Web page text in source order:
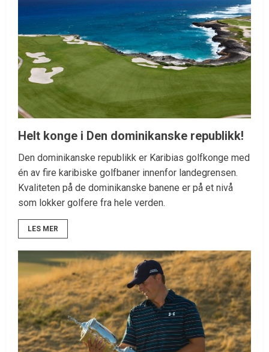
Helt konge i Den dominikanske republikk!
Den dominikanske republikk er Karibias golfkonge med
én av fire karibiske golfbaner innenfor landegrensen.
Kvaliteten på de dominikanske banene er på et nivå
som lokker golfere fra hele verden.
LES MER